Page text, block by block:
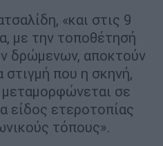
«και στις 9
με την τοποθέτησή
δρώμενων, αποκτούν
στιγμή που η σκηνή,
μεταμορφώνεται σε
είδος ετεροτοπίας
τόπους».